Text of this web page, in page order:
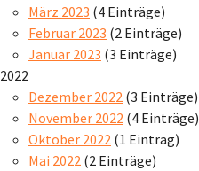
März 2023 (4 Einträge)
Februar 2023 (2 Einträge)
Januar 2023 (3 Einträge)
2022
Dezember 2022 (3 Einträge)
November 2022 (4 Einträge)
Oktober 2022 (1 Eintrag)
Mai 2022 (2 Einträge)